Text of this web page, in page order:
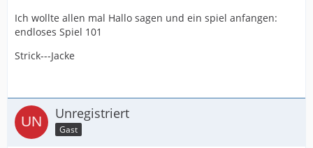
Ich wollte allen mal Hallo sagen und ein spiel anfangen:
endloses Spiel 101
Strick---Jacke
Unregistriert
Gast